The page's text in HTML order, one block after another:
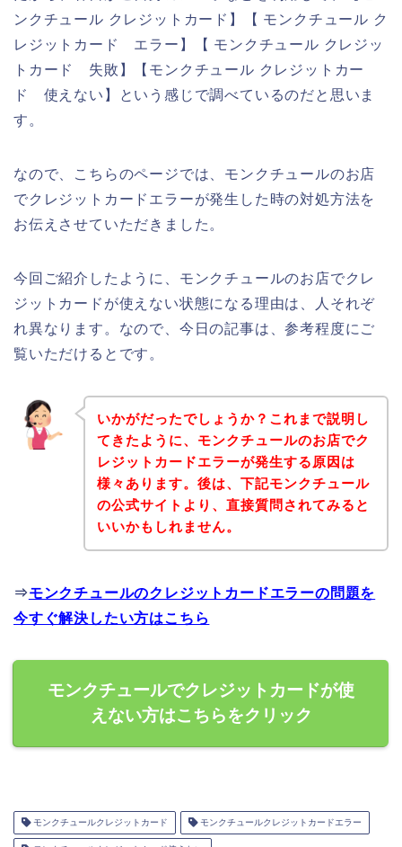
ンクチュール クレジットカード】【 モンクチュール ク
レジットカード エラー】【 モンクチュール クレジッ
トカード 失敗】【モンクチュール クレジットカー
ド 使えない】という感じで調べているのだと思いま
す。
なので、こちらのページでは、モンクチュールのお店
でクレジットカードエラーが発生した時の対処方法を
お伝えさせていただきました。
今回ご紹介したように、モンクチュールのお店でクレ
ジットカードが使えない状態になる理由は、人それぞ
れ異なります。なので、今日の記事は、参考程度にご
覧いただけるとです。
いかがだったでしょうか？これまで説明し
てきたように、モンクチュールのお店でク
レジットカードエラーが発生する原因は
様々あります。後は、下記モンクチュール
の公式サイトより、直接質問されてみると
いいかもしれません。
⇒モンクチュールのクレジットカードエラーの問題を
今すぐ解決したい方はこちら
モンクチュールでクレジットカードが使
えない方はこちらをクリック
モンクチュールクレジットカード モンクチュールクレジットカードエラー